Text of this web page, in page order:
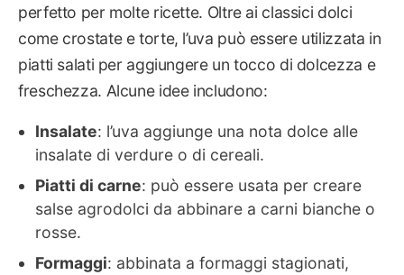
perfetto per molte ricette. Oltre ai classici dolci
come crostate e torte, l’uva può essere utilizzata in
piatti salati per aggiungere un tocco di dolcezza e
freschezza. Alcune idee includono:
Insalate: l’uva aggiunge una nota dolce alle
insalate di verdure o di cereali.
Piatti di carne: può essere usata per creare
salse agrodolci da abbinare a carni bianche o
rosse.
Formaggi: abbinata a formaggi stagionati,